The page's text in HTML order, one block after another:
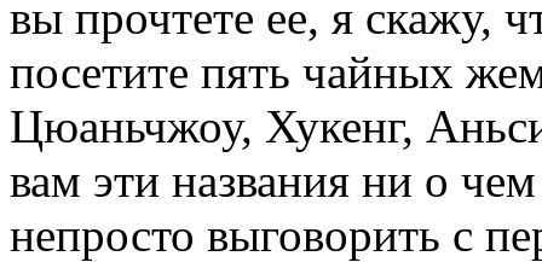
вы прочтете ее, я скажу,
посетите пять чайных
Цюаньчжоу, Хукенг,
вам эти названия ни о
непросто выговорить с